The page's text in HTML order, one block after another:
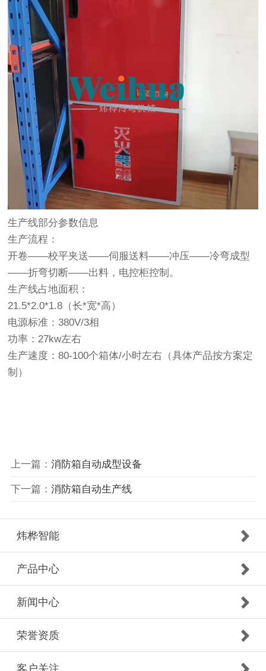
生产线部分参数信息
生产流程：
开卷——校平夹送——伺服送料——冲压——冷弯成型
——折弯切断——出料，电控柜控制。
生产线占地面积：
21.5*2.0*1.8（长*宽*高）
电源标准：380V/3相
功率：27kw左右
生产速度：80-100个箱体/小时左右（具体产品按方案定
制）
上一篇： 消防箱自动成型设备
下一篇： 消防箱自动生产线
炜桦智能
产品中心
新闻中心
荣誉资质